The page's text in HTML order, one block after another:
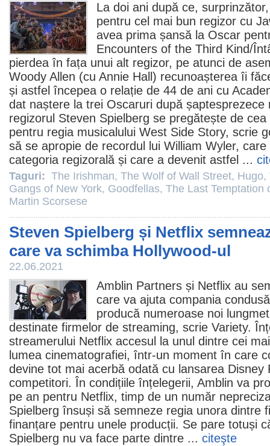
La doi ani după ce,
pentru cel mai bun regizor cu
avea prima șansă la Oscar
Encounters of the Third Kind/
pierdea în fața unui alt regizor, pe atunci de
Woody Allen (cu Annie Hall ) recunoașterea îi
și astfel începea o relație de 44 de ani cu
dat naștere la trei Oscaruri după șaptesprezece
regizorul Steven Spielberg se pregătește de
pentru regia musicalului West Side Story, scrie
să se apropie de recordul lui William Wyler,
categoria regizorală și care a devenit astfel ...
Taguri: The Irishman, The Wolf of Wall Street, Hugo,
Gangs of New York, Goodfellas, The Last Temptation
Martin Scorsese
Steven Spielberg și Netflix
care va schimba Hollywood-ul
22.06.2021
Amblin Partners și Netflix au
care va ajuta compania
producă numeroase noi
destinate firmelor de streaming, scrie Variety.
streamerului Netflix accesul la unul dintre cei
lumea cinematografiei, într-un moment în care
devine tot mai acerbă odată cu lansarea Disney
competitori. În condițiile înțelegerii, Amblin va
pe an pentru Netflix, timp de un număr
Spielberg însuși să semneze regia unora dintre
finanțare pentru unele producții. Se pare totuși
Spielberg nu va face parte dintre ... citeşte